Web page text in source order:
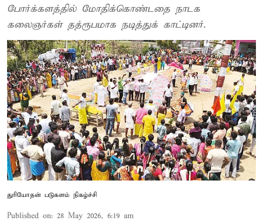
போர்க்களத்தில் மோதிக்கொண்டதை நாடக
கலைஞர்கள் தத்ரூபமாக நடித்துக் காட்டினர்.
துரியோதன் படுகளம் நிகழ்ச்சி
Published on: 28 May 2026, 6:19 am